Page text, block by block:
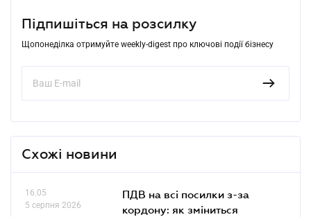
Підпишіться на розсилку
Щопонеділка отримуйте weekly-digest про ключові події бізнесу
Схожі новини
16.05
5 серпня 2026
ПДВ на всі посилки з-за
кордону: як зміниться